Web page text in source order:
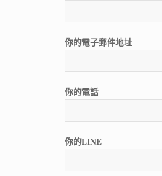
你的電子郵件地址
你的電話
你的LINE